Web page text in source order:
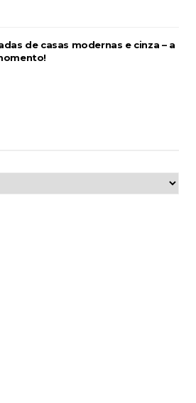
de casas modernas e cinza – a